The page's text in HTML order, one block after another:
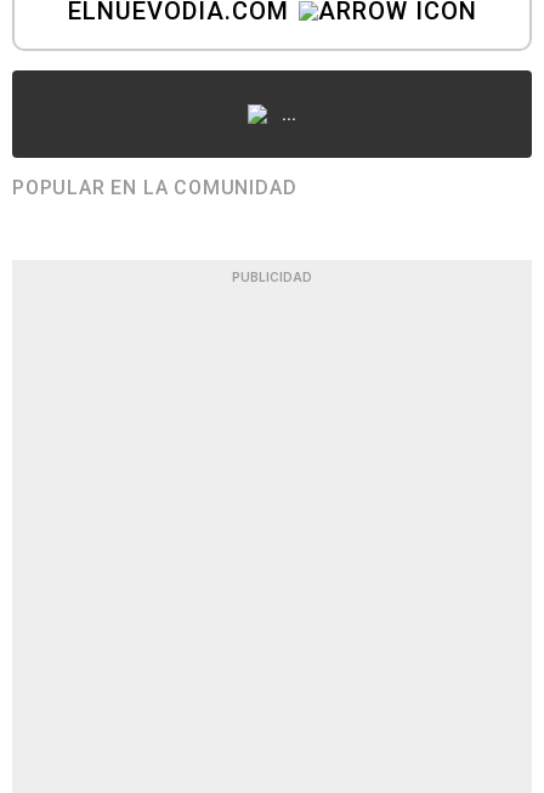
ELNUEVODIA.COM
...
POPULAR EN LA COMUNIDAD
PUBLICIDAD